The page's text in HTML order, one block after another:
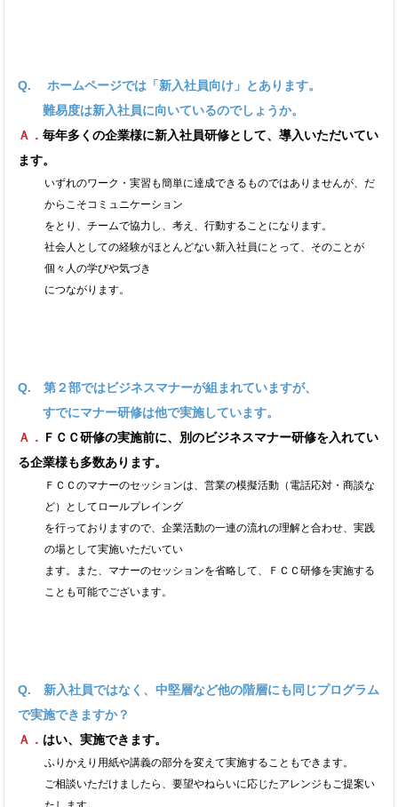
Q. ホームページでは「新入社員向け」とあります。
難易度は新入社員に向いているのでしょうか。
Ａ．毎年多くの企業様に新入社員研修として、導入いただいてい
ます。
いずれのワーク・実習も簡単に達成できるものではありませんが、だ
からこそコミュニケーション
をとり、チームで協力し、考え、行動することになります。
社会人としての経験がほとんどない新入社員にとって、そのことが
個々人の学びや気づき
につながります。
Q. 第２部ではビジネスマナーが組まれていますが、
すでにマナー研修は他で実施しています。
Ａ． ＦＣＣ研修の実施前に、別のビジネスマナー研修を入れてい
る企業様も多数あります。
ＦＣＣのマナーのセッションは、営業の模擬活動（電話応対・商談な
ど）としてロールプレイング
を行っておりますので、企業活動の一連の流れの理解と合わせ、実践
の場として実施いただいてい
ます。
また、マナーのセッションを省略して、ＦＣＣ研修を実施する
ことも可能でございます。
Q. 新入社員ではなく、中堅層など他の階層にも同じプログラム
で実施できますか？
Ａ． はい、実施できます。
ふりかえり用紙や講義の部分を変えて実施することもできます。
ご相談いただけましたら、要望やねらいに応じたアレンジもご提案い